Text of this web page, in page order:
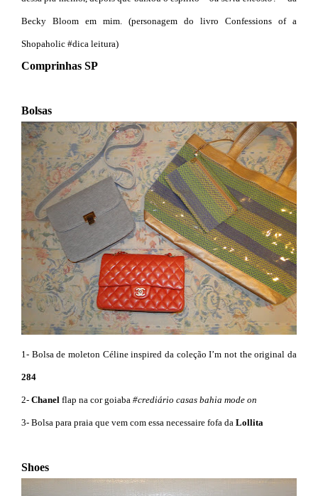
Becky Bloom em mim. (personagem do livro Confessions of a
Shopaholic #dica leitura)
Comprinhas SP
Bolsas
1- Bolsa de moleton Céline inspired da coleção I’m not the original da
284
2- Chanel flap na cor goiaba #crediário casas bahia mode on
3- Bolsa para praia que vem com essa necessaire fofa da Lollita
Shoes